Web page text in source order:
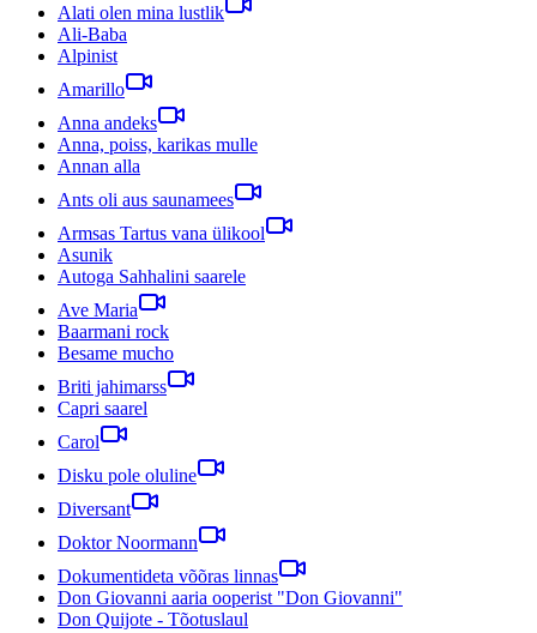
Alati olen mina lustlik
Ali-Baba
Alpinist
Amarillo
Anna andeks
Anna, poiss, karikas mulle
Annan alla
Ants oli aus saunamees
Armsas Tartus vana ülikool
Asunik
Autoga Sahhalini saarele
Ave Maria
Baarmani rock
Besame mucho
Briti jahimarss
Capri saarel
Carol
Disku pole oluline
Diversant
Doktor Noormann
Dokumentideta võõras linnas
Don Giovanni aaria ooperist "Don Giovanni"
Don Quijote - Tõotuslaul